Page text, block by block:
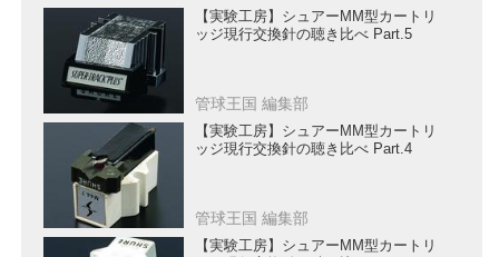
【実験工房】シュアーMM型カートリ
ッジ現行交換針の聴き比べ Part.5
管球王国 編集部
【実験工房】シュアーMM型カートリ
ッジ現行交換針の聴き比べ Part.4
管球王国 編集部
【実験工房】シュアーMM型カートリ